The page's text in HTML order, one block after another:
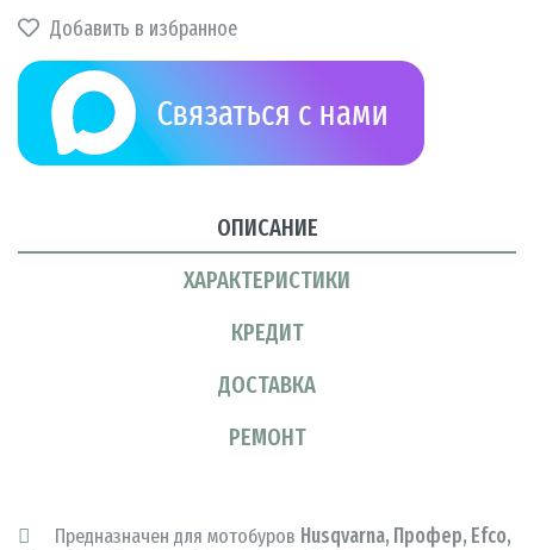
Добавить в избранное
ОПИСАНИЕ
ХАРАКТЕРИСТИКИ
КРЕДИТ
ДОСТАВКА
РЕМОНТ
Предназначен для мотобуров Husqvarna, Профер, Efco,